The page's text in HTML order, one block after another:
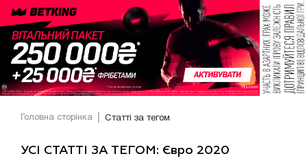
Головна сторінка Статті за тегом
УСІ СТАТТІ ЗА ТЕГОМ: Євро 2020